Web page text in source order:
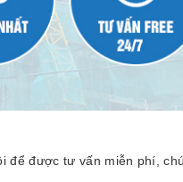
để được tư vấn miễn phí,